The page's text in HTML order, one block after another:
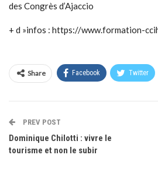
des Congrès d’Ajaccio
+ d »infos : https://www.formation-
Share Facebook Twitter
PREV POST
Dominique Chilotti : vivre le
tourisme et non le subir